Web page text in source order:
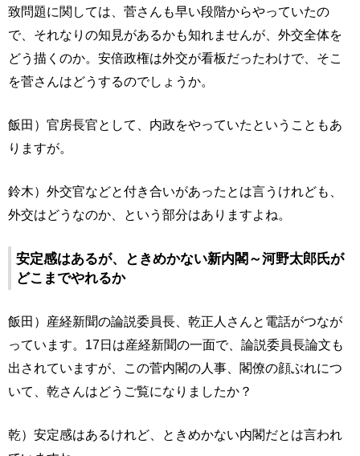
致問題に関しては、菅さんも早い段階からやっていたの
で、それなりの知見があるかも知れませんが、外交全体を
どう描くのか。安倍政権は外交が看板だったわけで、そこ
を菅さんはどうするのでしょうか。
飯田）官房長官として、内政をやっていたということもあ
りますが。
鈴木）外交官などと付き合いがあったとは言うけれども、
外交はどうなのか、という部分はありますよね。
安定感はあるが、ときめかない新内閣～河野太郎氏が
どこまでやれるか
飯田）産経新聞の論説委員長、乾正人さんと電話がつなが
っています。17日は産経新聞の一面で、論説委員長論文も
出されていますが、この菅内閣の人事、閣僚の顔ぶれにつ
いて、乾さんはどうご覧になりましたか？
乾）安定感はあるけれど、ときめかない内閣だとは言われ